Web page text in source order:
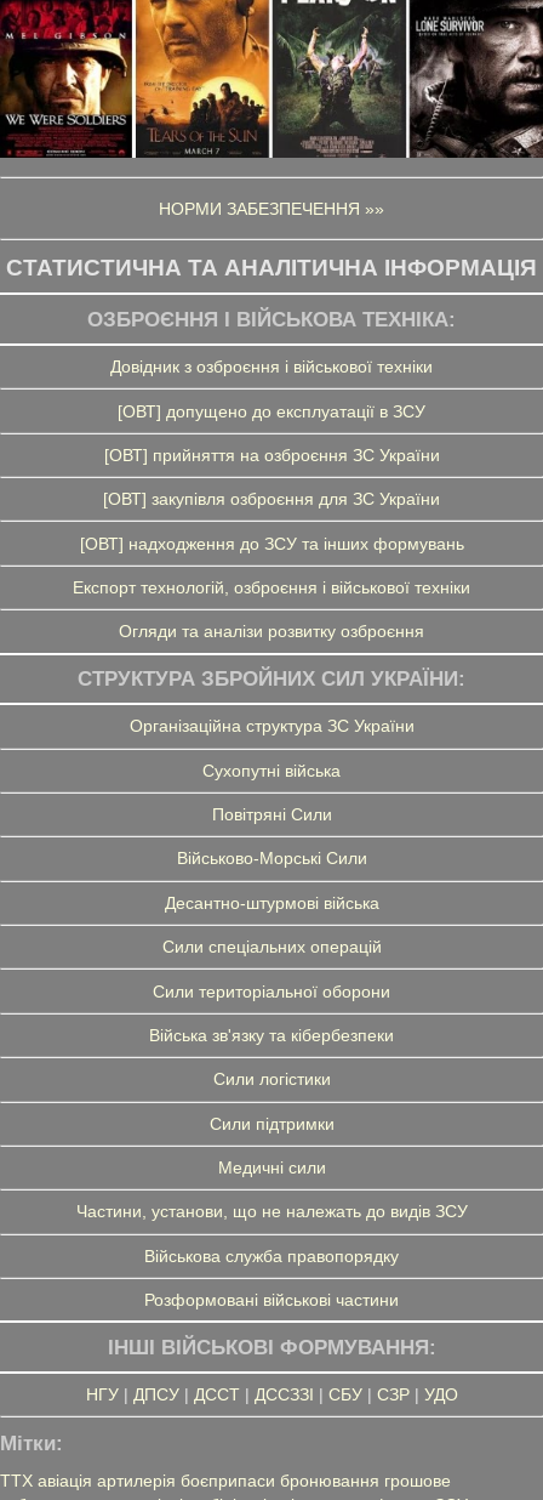
НОРМИ ЗАБЕЗПЕЧЕННЯ »»
СТАТИСТИЧНА ТА АНАЛІТИЧНА ІНФОРМАЦІЯ
ОЗБРОЄННЯ І ВІЙСЬКОВА ТЕХНІКА:
Довідник з озброєння і військової техніки
[ОВТ] допущено до експлуатації в ЗСУ
[ОВТ] прийняття на озброєння ЗС України
[ОВТ] закупівля озброєння для ЗС України
[ОВТ] надходження до ЗСУ та інших формувань
Експорт технологій, озброєння і військової техніки
Огляди та аналізи розвитку озброєння
СТРУКТУРА ЗБРОЙНИХ СИЛ УКРАЇНИ:
Організаційна структура ЗС України
Сухопутні війська
Повітряні Сили
Військово-Морські Сили
Десантно-штурмові війська
Сили спеціальних операцій
Сили територіальної оборони
Війська зв'язку та кібербезпеки
Сили логістики
Сили підтримки
Медичні сили
Частини, установи, що не належать до видів ЗСУ
Військова служба правопорядку
Розформовані військові частини
ІНШІ ВІЙСЬКОВІ ФОРМУВАННЯ:
НГУ| ДПСУ| ДССТ| ДССЗЗІ | СБУ| СЗР| УДО
Мітки:
ТТХ авіація артилерія боєприпаси бронювання грошове